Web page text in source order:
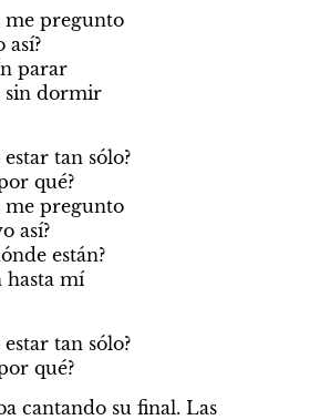
me pregunto
así?
parar
sin dormir
tan sólo?
qué?
me pregunto
así?
están?
hasta mí
tan sólo?
qué?
cantando su final. Las